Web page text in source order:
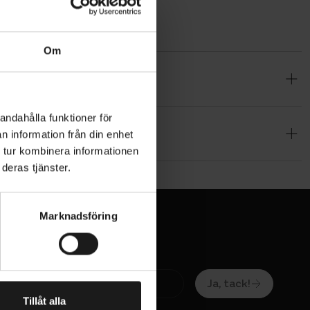
Om
funktioner för
information från din enhet
kombinera informationen
tjänster.
Marknadsföring
Tillåt alla
Den unika
även om
man
att
att
Ja, tack!